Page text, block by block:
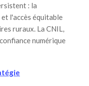
: la
l'accès équitable
ruraux. La CNIL,
numérique